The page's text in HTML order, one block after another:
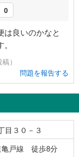
0
は良いのかなと
）
問題を報告する
目３０－３
亀戸線 徒歩8分